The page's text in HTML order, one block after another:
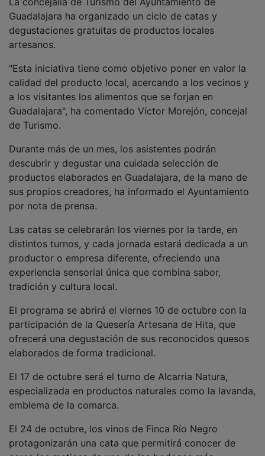
Guadalajara ha organizado un ciclo de catas y
degustaciones gratuitas de productos locales
artesanos.
calidad del producto local, acercando a los vecinos y
a los visitantes los alimentos que se forjan en
Guadalajara", ha comentado Víctor Morejón, concejal
de Turismo.
descubrir y degustar una cuidada selección de
productos elaborados en Guadalajara, de la mano de
sus propios creadores, ha informado el Ayuntamiento
por nota de prensa.
distintos turnos, y cada jornada estará dedicada a un
productor o empresa diferente, ofreciendo una
experiencia sensorial única que combina sabor,
tradición y cultura local.
participación de la Quesería Artesana de Hita, que
ofrecerá una degustación de sus reconocidos quesos
elaborados de forma tradicional.
especializada en productos naturales como la lavanda,
emblema de la comarca.
protagonizarán una cata que permitirá conocer de
cerca los matices de una de las bodegas más